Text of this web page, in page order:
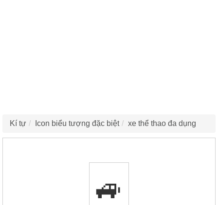
Kí tự Icon biểu tượng đặc biệt xe thể thao đa dụng
🚙